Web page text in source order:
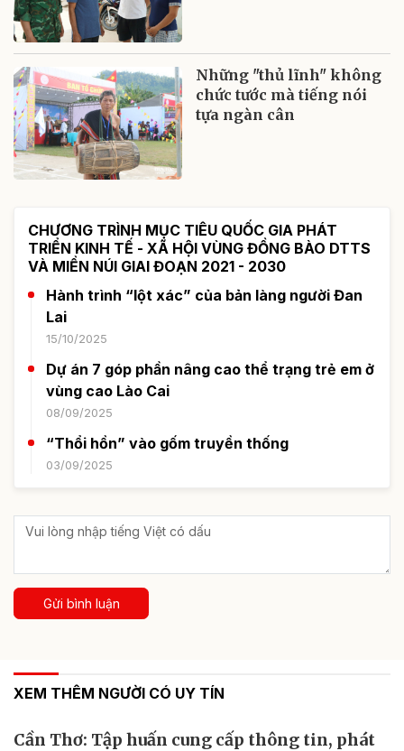
Những "thủ lĩnh" không
chức tước mà tiếng nói
tựa ngàn cân
CHƯƠNG TRÌNH MỤC TIÊU QUỐC GIA PHÁT
TRIỂN KINH TẾ - XÃ HỘI VÙNG ĐỒNG BÀO DTTS
VÀ MIỀN NÚI GIAI ĐOẠN 2021 - 2030
Hành trình “lột xác” của bản làng người Đan
Lai
15/10/2025
Dự án 7 góp phần nâng cao thể trạng trẻ em ở
vùng cao Lào Cai
08/09/2025
“Thổi hồn” vào gốm truyền thống
03/09/2025
Gửi bình luận
XEM THÊM NGƯỜI CÓ UY TÍN
Cần Thơ: Tập huấn cung cấp thông tin, phát